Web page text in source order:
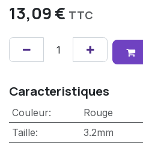
13,09€ TTC
Caracteristiques
Couleur:
Rouge
Taille:
3.2mm